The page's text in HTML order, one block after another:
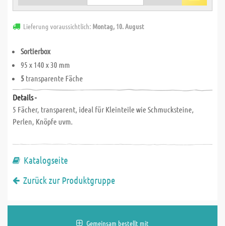
Lieferung voraussichtlich: Montag, 10. August
Sortierbox
95 x 140 x 30 mm
5 transparente Fäche
Details -
5 Fächer, transparent, ideal für Kleinteile wie Schmucksteine,
Perlen, Knöpfe uvm.
Katalogseite
Zurück zur Produktgruppe
Gemeinsam bestellt mit